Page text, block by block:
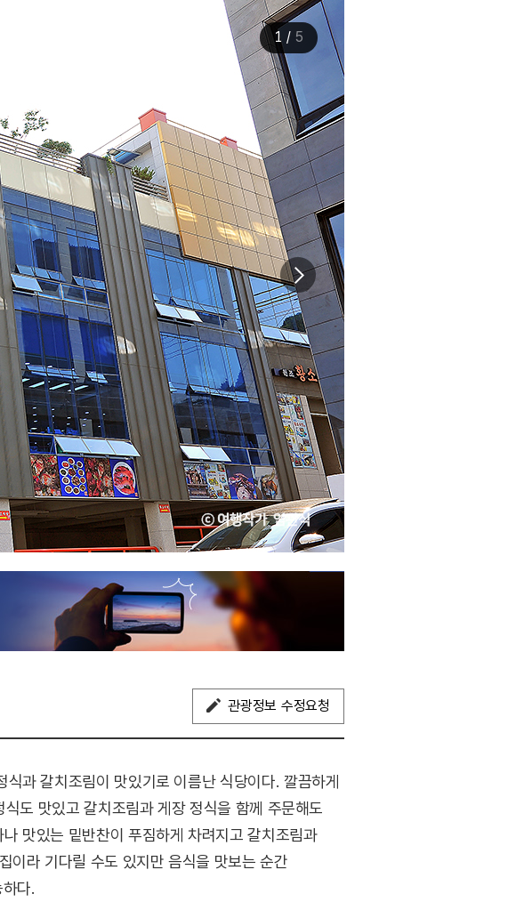
1 / 5
관광정보 수정요청
과 갈치조림이 맛있기로 이름난 식당이다. 깔끔하게
도 맛있고 갈치조림과 게장 정식을 함께 주문해도
맛있는 밑반찬이 푸짐하게 차려지고 갈치조림과
이라 기다릴 수도 있지만 음식을 맛보는 순간
다.